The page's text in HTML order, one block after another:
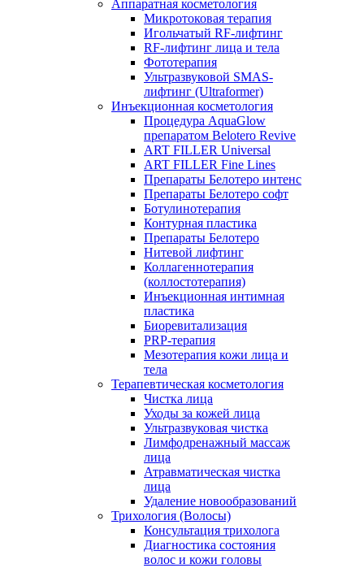
Аппаратная косметология
Микротоковая терапия
Игольчатый RF-лифтинг
RF-лифтинг лица и тела
Фототерапия
Ультразвуковой SMAS-
лифтинг (Ultraformer)
Инъекционная косметология
Процедура AquaGlow
препаратом Belotero Revive
ART FILLER Universal
ART FILLER Fine Lines
Препараты Белотеро интенс
Препараты Белотеро софт
Ботулинотерапия
Контурная пластика
Препараты Белотеро
Нитевой лифтинг
Коллагеннотерапия
(коллостотерапия)
Инъекционная интимная
пластика
Биоревитализация
PRP-терапия
Мезотерапия кожи лица и
тела
Терапевтическая косметология
Чистка лица
Уходы за кожей лица
Ультразвуковая чистка
Лимфодренажный массаж
лица
Атравматическая чистка
лица
Удаление новообразований
Трихология (Волосы)
Консультация трихолога
Диагностика состояния
волос и кожи головы